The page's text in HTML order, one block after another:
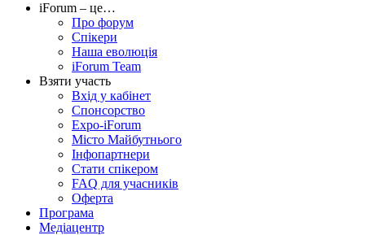
iForum – це…
Про форум
Спікери
Наша еволюція
iForum Team
Взяти участь
Вхід у кабінет
Спонсорство
Expo-iForum
Місто Майбутнього
Інфопартнери
Стати спікером
FAQ для учасників
Оферта
Програма
Медіацентр